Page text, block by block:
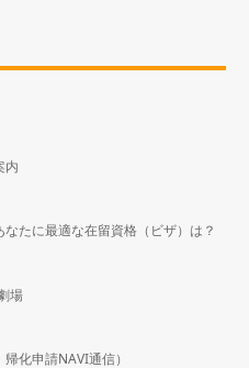
内
なたに最適な在留資格（ビザ）は？
場
化申請NAVI通信）